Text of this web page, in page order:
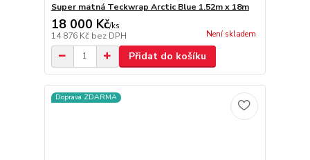
Super matná Teckwrap Arctic Blue 1.52m x 18m
18 000 Kč/ks
14 876 Kč bez DPH Není skladem
Přidat do košíku
Doprava ZDARMA